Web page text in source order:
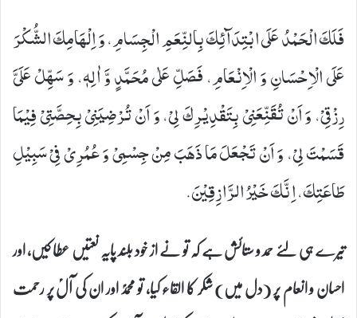
فَلَكَ الْحَمْدُ عَلَى ابْتِدَآئِكَ بِالنِّعَمِ الْجِسَامِ، وَ اِلْهَامِكَ الشُّكْرَ
عَلَى الْاِحْسَانِ وَ الْاِنْعَامِ، فَصَلِّ عَلٰى مُحَمَّدٍ وَّ اٰلِهٖ، وَ سَهِّلْ عَلَیَّ
رِزْقِیْ، وَ اَنْ تُقَنِّعَنِیْ بِتَقْدِیْرِكَ لِیْ، وَ اَنْ تُرْضِیَنِیْ بِحِصَّتِیْ فِیْمَا
قَسَمْتَ لِیْ، وَ اَنْ تَجْعَلَ مَا ذَهَبَ مِنْ جِسْمِیْ وَ عُمُرِیْ فِیْ سَبِیْلِ
طَاعَتِكَ، اِنَّكَ خَیْرُ الرَّازِقِیْنَ.
تیرے ہی لئے حمد و ستائش ہے کہ تو نے از خود بلند پایہ نعتیں عطا کیں، اور
احسان و انعام پر (دل میں) شکر کا القاء کیا، تو محمدؐ اور ان کی آلؑ پر رحمت